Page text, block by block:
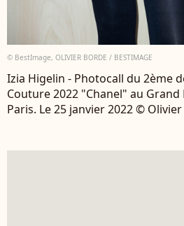
© BestImage, OLIVIER BORDE / BESTIMAGE
Izia Higelin - Photocall du 2ème
Couture 2022 "Chanel" au Grand
Paris. Le 25 janvier 2022 ©